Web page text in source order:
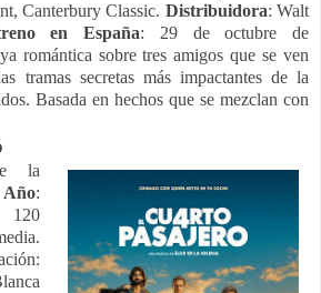
Canterbury Classic. Distribuidora: Walt
en España: 29 de octubre de
romántica sobre tres amigos que se ven
tramas secretas más impactantes de la
Basada en hechos que se mezclan con
la
Año: